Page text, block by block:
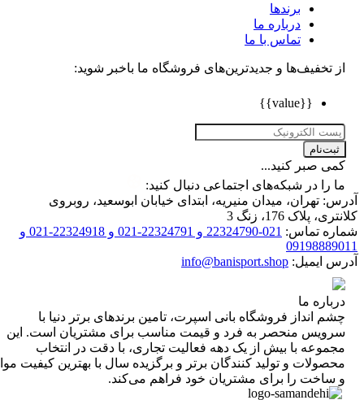
برندها
درباره ما
تماس با ما
تخفیف‌ها و جدیدترین‌های فروشگاه ما باخبر شوید:
صبر کنید...
را در شبکه‌های اجتماعی دنبال کنید:
تهران، میدان منیریه، ابتدای خیابان ابوسعید، روبروی
پلاک 176، زنگ 3
تماس:
021-22324790 و 22324791-021 و 22324918-021 و
ایمیل: info@banisport.shop
ما
انداز فروشگاه‌ بانی اسپرت، تامین برندهای برتر دنیا با
منحصر به فرد و قیمت مناسب برای مشتریان است. این
با بیش از یک دهه فعالیت تجاری، با دقت در انتخاب
و تولید کنندگان برتر و برگزیده سال با بهترین کیفیت مواد
را برای مشتریان خود فراهم می‌کند.